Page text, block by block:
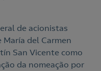
de acionistas
del Carmen
San Vicente como
da nomeação por